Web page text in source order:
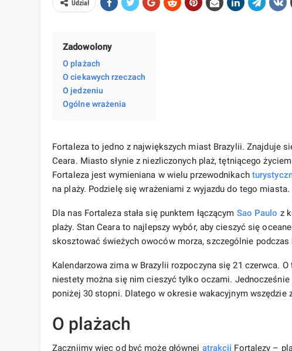
Udział
Zadowolony
O plażach
O ciekawych rzeczach
O jedzeniu
Ogólne wrażenia
Fortaleza to jedno z największych miast Brazylii. Znajduje
Ceara. Miasto słynie z niezliczonych plaż, tętniącego
Fortaleza jest wymieniana w wielu przewodnikach
na plaży. Podzielę się wrażeniami z wyjazdu do tego miasta.
Dla nas Fortaleza stała się punktem łączącym Sao Paulo z
plaży. Stan Ceara to najlepszy wybór, aby cieszyć się
skosztować świeżych owoców morza, szczególnie podczas
Kalendarzowa zima w Brazylii rozpoczyna się 21 czerwca.
niestety można się nim cieszyć tylko oczami.
poniżej 30 stopni. Dlatego w okresie wakacyjnym
O plażach
Zacznijmy więc od być może głównej atrakcji Fortalezy –